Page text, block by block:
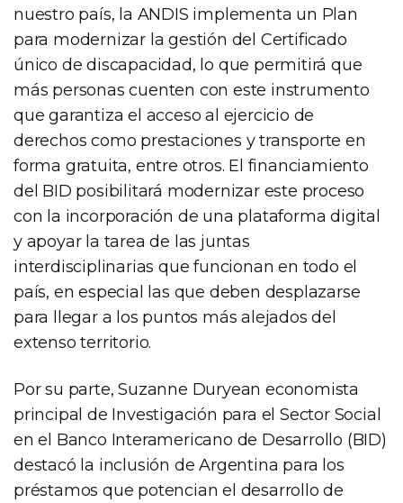
nuestro país, la ANDIS implementa un Plan
para modernizar la gestión del Certificado
único de discapacidad, lo que permitirá que
más personas cuenten con este instrumento
que garantiza el acceso al ejercicio de
derechos como prestaciones y transporte en
forma gratuita, entre otros. El financiamiento
del BID posibilitará modernizar este proceso
con la incorporación de una plataforma digital
y apoyar la tarea de las juntas
interdisciplinarias que funcionan en todo el
país, en especial las que deben desplazarse
para llegar a los puntos más alejados del
extenso territorio.
Por su parte, Suzanne Duryean economista
principal de Investigación para el Sector Social
en el Banco Interamericano de Desarrollo (BID)
destacó la inclusión de Argentina para los
préstamos que potencian el desarrollo de